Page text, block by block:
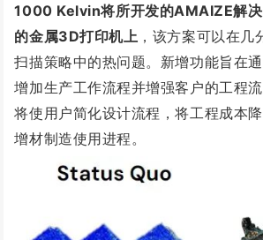
1000 Kelvin将所开发的AMAIZE解决
的金属3D打印机上 ，该方案可以在几
扫描策略中的热问题。新增功能旨在
增加生产工作流程并增强客户的工程
将使用户简化设计流程，将工程成本
增材制造使用进程。